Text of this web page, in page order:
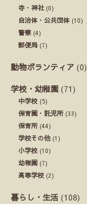
寺・神社(0)
自治体・公共団体 (10)
警察 (4)
郵便局 (7)
動物ボランティア (0)
学校・幼稚園 (71)
中学校 (5)
保育園・託児所(33)
保育所(44)
学校その他 (1)
小学校 (10)
幼稚園 (7)
高等学校 (2)
暮らし・生活 (108)